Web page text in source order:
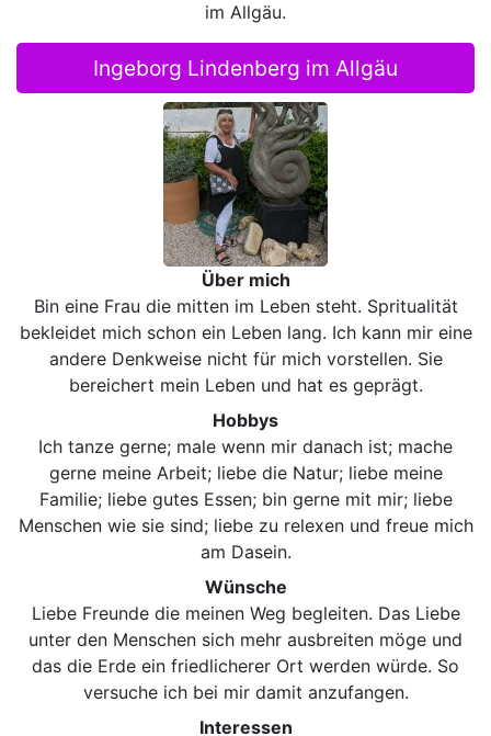
im Allgäu.
Ingeborg Lindenberg im Allgäu
Über mich
Bin eine Frau die mitten im Leben steht. Spritualität
bekleidet mich schon ein Leben lang. Ich kann mir eine
andere Denkweise nicht für mich vorstellen. Sie
bereichert mein Leben und hat es geprägt.
Hobbys
Ich tanze gerne; male wenn mir danach ist; mache
gerne meine Arbeit; liebe die Natur; liebe meine
Familie; liebe gutes Essen; bin gerne mit mir; liebe
Menschen wie sie sind; liebe zu relexen und freue mich
am Dasein.
Wünsche
Liebe Freunde die meinen Weg begleiten. Das Liebe
unter den Menschen sich mehr ausbreiten möge und
das die Erde ein friedlicherer Ort werden würde. So
versuche ich bei mir damit anzufangen.
Interessen